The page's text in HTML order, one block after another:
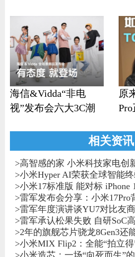
海信&Vidda“非电
视”发布会六大3C潮
原
相关资讯
>高智感的家 小米科技家电创
>小米Hyper AI荣获全球智能
>小米17标准版 能对标 iPhone
>雷军发布会分享：小米17Pro
>雷军年度演讲谈YU7对比友
>雷军承认松果失败 自研SoC
>2年的旗舰芯片骁龙8Gen3还
>小米MIX Flip2：全能“拍立
>小米造芯：一场“向死而生”